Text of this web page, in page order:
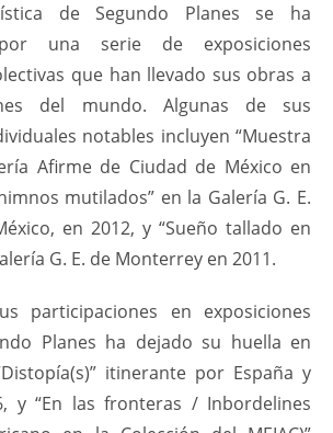
de Segundo Planes se ha
por una serie de exposiciones
que han llevado sus obras a
del mundo. Algunas de sus
notables incluyen “Muestra
Afirme de Ciudad de México en
mutilados” en la Galería G. E.
en 2012, y “Sueño tallado en
G. E. de Monterrey en 2011.
participaciones en exposiciones
Planes ha dejado su huella en
itinerante por España y
y “En las fronteras / Inbordelines